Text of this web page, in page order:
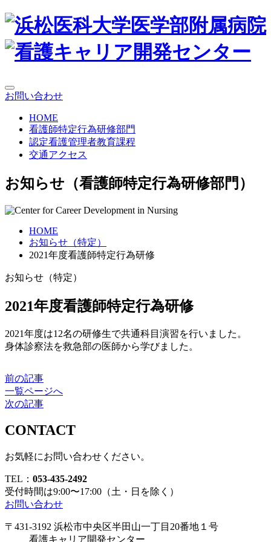
お問い合わせ
HOME
看護師特定行為研修部門
認定看護管理者教育課程
交通アクセス
お知らせ （看護師特定行為研修部門）
HOME
お知らせ（特定）
2021年度看護師特定行為研修
お知らせ（特定）
2021年度看護師特定行為研修
2021年度は12名の研修生で共通科目演習を行いました。
身体診察法を救急部の医師から学びました。
前の記事
一覧ページへ
次の記事
CONTACT
お気軽にお問い合わせください。
TEL： 053-435-2492
受付時間は9:00〜17:00 （土・日を除く）
お問い合わせ
〒431-3192 浜松市中央区半田山一丁目 20番地１号
看護キャリア開発センター